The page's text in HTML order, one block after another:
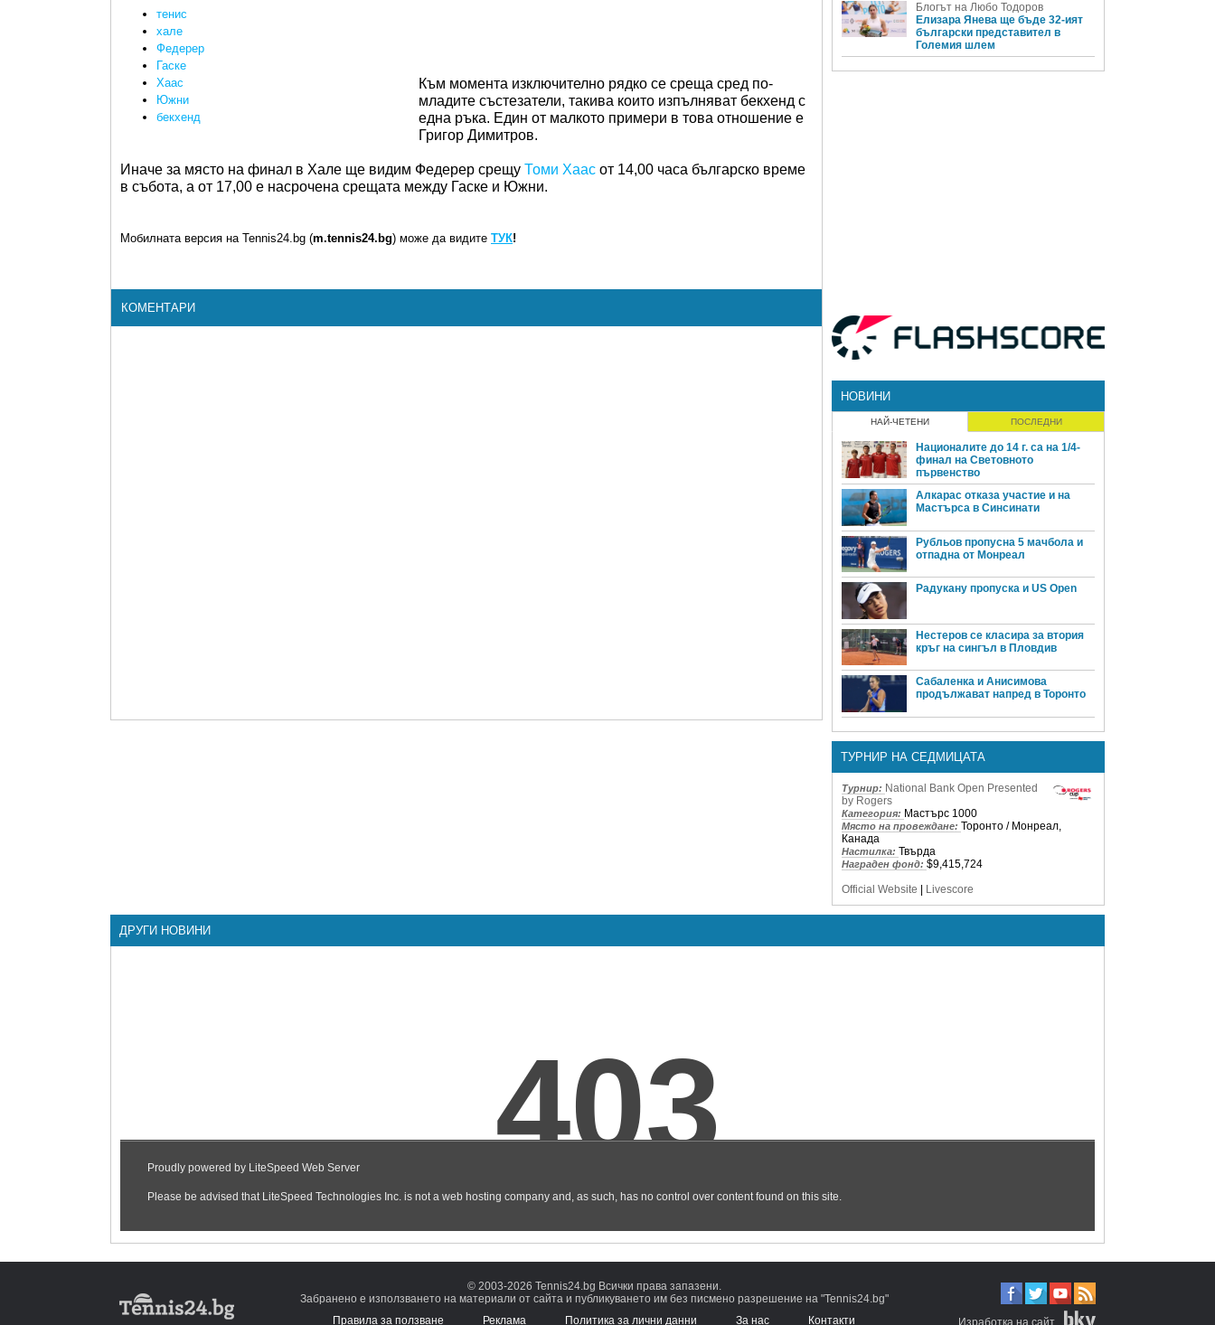
тенис
хале
Федерер
Гаске
Хаас
Южни
бекхенд
Към момента изключително рядко се среща сред по-
младите състезатели, такива които изпълняват бекхенд с
една ръка. Един от малкото примери в това отношение е
Григор Димитров.
Иначе за място на финал в Хале ще видим Федерер срещу Томи Хаас от 14,00 часа българско време
в събота, а от 17,00 е насрочена срещата между Гаске и Южни.
Мобилната версия на Tennis24.bg (m.tennis24.bg) може да видите ТУК!
КОМЕНТАРИ
Блогът на Любо Тодоров
Елизара Янева ще бъде 32-ият
български представител в
Големия шлем
НОВИНИ
НАЙ-ЧЕТЕНИ ПОСЛЕДНИ
Националите до 14 г. са на 1/4-
финал на Световното
първенство
Алкарас отказа участие и на
Мастърса в Синсинати
Рубльов пропусна 5 мачбола и
отпадна от Монреал
Радукану пропуска и US Open
Нестеров се класира за втория
кръг на сингъл в Пловдив
Сабаленка и Анисимова
продължават напред в Торонто
ТУРНИР НА СЕДМИЦАТА
Турнир: National Bank Open Presented
by Rogers
Категория: Мастърс 1000
Място на провеждане: Торонто / Монреал,
Канада
Настилка: Твърда
Награден фонд: $9,415,724
Official Website | Livescore
ДРУГИ НОВИНИ
© 2003-2026 Tennis24.bg Всички права запазени.
Забранено е използването на материали от сайта и публикуването им без писмено разрешение на "Tennis24.bg"
Правила за ползване
Реклама Политика за лични данни За нас Контакти Изработка на сайт